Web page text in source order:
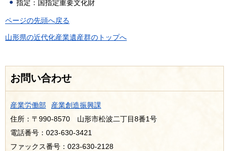
指定：国指定重要文化財
ページの先頭へ戻る
山形県の近代化産業遺産群のトップへ
お問い合わせ
産業労働部
産業創造振興課
住所：〒990-8570 山形市松波二丁目8番1号
電話番号：023-630-3421
ファックス番号：023-630-2128